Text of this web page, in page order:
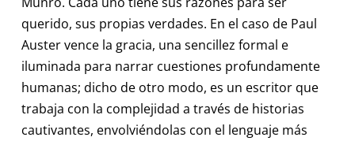
querido, sus propias verdades. En el caso de Paul
Auster vence la gracia, una sencillez formal e
iluminada para narrar cuestiones profundamente
humanas; dicho de otro modo, es un escritor que
trabaja con la complejidad a través de historias
cautivantes, envolviéndolas con el lenguaje más